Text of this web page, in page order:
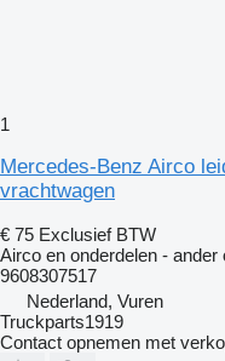
1
Mercedes-Benz Airco
vrachtwagen
€ 75 Exclusief BTW
Airco en onderdelen -
9608307517
Nederland, Vuren
Truckparts1919
Contact opnemen met